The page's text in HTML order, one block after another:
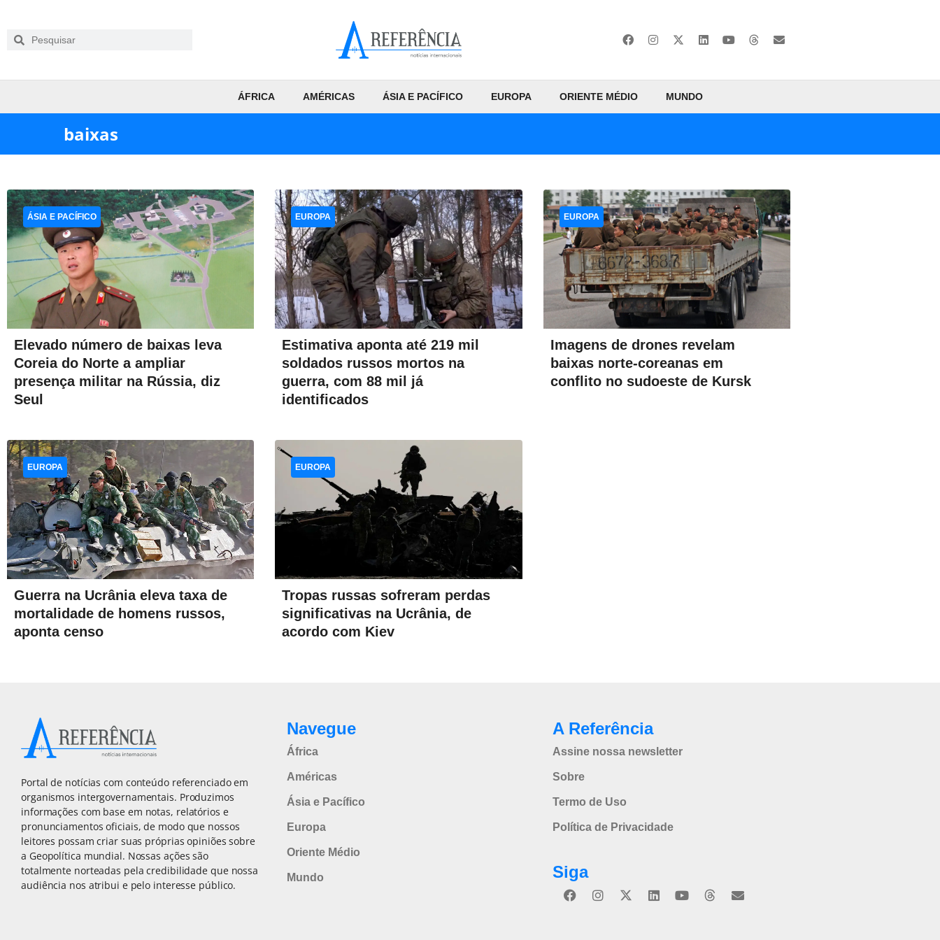
ÁFRICA AMÉRICAS ÁSIA E PACÍFICO EUROPA ORIENTE MÉDIO MUNDO
baixas
Elevado número de baixas leva
Coreia do Norte a ampliar
presença militar na Rússia, diz
Seul
ÁSIA E PACÍFICO
Estimativa aponta até 219 mil
soldados russos mortos na
guerra, com 88 mil já
identificados
EUROPA
Imagens de drones revelam
baixas norte-coreanas em
conflito no sudoeste de Kursk
EUROPA
Guerra na Ucrânia eleva taxa de
mortalidade de homens russos,
aponta censo
EUROPA
Tropas russas sofreram perdas
significativas na Ucrânia, de
acordo com Kiev
EUROPA
Portal de notícias com conteúdo referenciado em
organismos intergovernamentais. Produzimos
informações com base em notas, relatórios e
pronunciamentos oficiais, de modo que nossos
leitores possam criar suas próprias opiniões sobre
a Geopolítica mundial. Nossas ações são
totalmente norteadas pela credibilidade que nossa
audiência nos atribui e pelo interesse público.
Navegue
África
Américas
Ásia e Pacífico
Europa
Oriente Médio
Mundo
A Referência
Assine nossa newsletter
Sobre
Termo de Uso
Política de Privacidade
Siga